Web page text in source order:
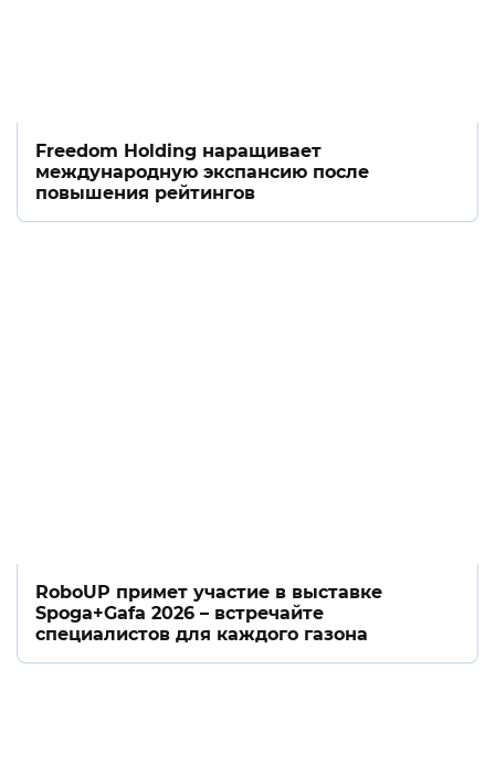
Freedom Holding наращивает
международную экспансию после
повышения рейтингов
RoboUP примет участие в выставке
Spoga+Gafa 2026 – встречайте
специалистов для каждого газона